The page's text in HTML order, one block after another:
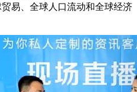
易、全球人口流动和全球经济